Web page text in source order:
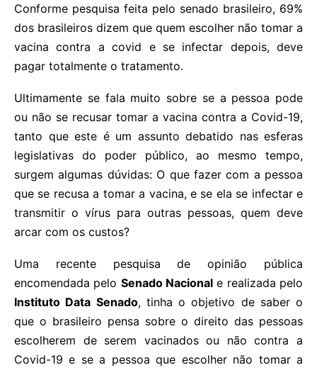
Conforme pesquisa feita pelo senado brasileiro, 69%
dos brasileiros dizem que quem escolher não tomar a
vacina contra a covid e se infectar depois, deve
pagar totalmente o tratamento.
Ultimamente se fala muito sobre se a pessoa pode
ou não se recusar tomar a vacina contra a Covid-19,
tanto que este é um assunto debatido nas esferas
legislativas do poder público, ao mesmo tempo,
surgem algumas dúvidas: O que fazer com a pessoa
que se recusa a tomar a vacina, e se ela se infectar e
transmitir o vírus para outras pessoas, quem deve
arcar com os custos?
Uma recente pesquisa de opinião pública
encomendada pelo Senado Nacional e realizada pelo
Instituto Data Senado, tinha o objetivo de saber o
que o brasileiro pensa sobre o direito das pessoas
escolherem de serem vacinados ou não contra a
Covid-19 e se a pessoa que escolher não tomar a